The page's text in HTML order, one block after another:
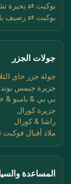
بوكيت ⇄ بحيرة
بوكيت ⇄ رصيف
جولات الجزر
جولة جزر خاي
جزيرة جيمس بوند
بي بي & بامبو &
جزيرة كورال
راشا & كورال
ملاذ أفيال فوكيت
المساعدة